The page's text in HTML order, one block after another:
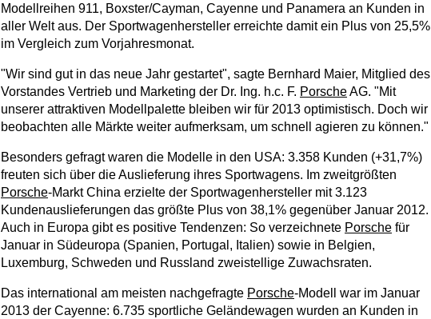
Modellreihen 911, Boxster/Cayman, Cayenne und Panamera an Kunden in
aller Welt aus. Der Sportwagenhersteller erreichte damit ein Plus von 25,5%
im Vergleich zum Vorjahresmonat.
"Wir sind gut in das neue Jahr gestartet", sagte Bernhard Maier, Mitglied des
Vorstandes Vertrieb und Marketing der Dr. Ing. h.c. F. PorscheAG. "Mit
unserer attraktiven Modellpalette bleiben wir für 2013 optimistisch. Doch wir
beobachten alle Märkte weiter aufmerksam, um schnell agieren zu können."
Besonders gefragt waren die Modelle in den USA: 3.358 Kunden (+31,7%)
freuten sich über die Auslieferung ihres Sportwagens. Im zweitgrößten
Porsche-Markt China erzielte der Sportwagenhersteller mit 3.123
Kundenauslieferungen das größte Plus von 38,1% gegenüber Januar 2012.
Auch in Europa gibt es positive Tendenzen: So verzeichnete Porsche für
Januar in Südeuropa (Spanien, Portugal, Italien) sowie in Belgien,
Luxemburg, Schweden und Russland zweistellige Zuwachsraten.
Das international am meisten nachgefragte Porsche-Modell war im Januar
2013 der Cayenne: 6.735 sportliche Geländewagen wurden an Kunden in